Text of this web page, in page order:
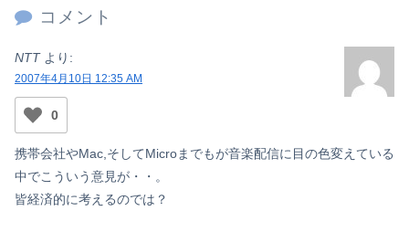
コメント
NTT より:
2007年4月10日 12:35 AM
0
携帯会社やMac,そしてMicroまでもが音楽配信に目の色変えている
中でこういう意見が・・。
皆経済的に考えるのでは？